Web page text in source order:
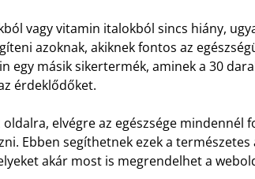
vagy vitamin italokból sincs hiány,
azoknak, akiknek fontos az
egy másik sikertermék, aminek a 30
érdeklődőket.
elvégre az egészsége mindennél
Ebben segíthetnek ezek a természetes
akár most is megrendelhet a